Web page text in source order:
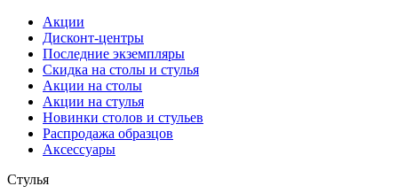
Акции
Дисконт-центры
Последние экземпляры
Скидка на столы и стулья
Акции на столы
Акции на стулья
Новинки столов и стульев
Распродажа образцов
Аксессуары
Стулья